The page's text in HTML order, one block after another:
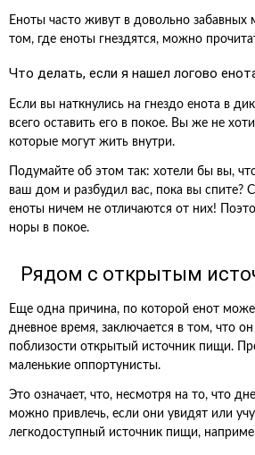
Еноты часто живут в довольно забавных
том, где еноты гнездятся, можно
Что делать, если я нашел логово
Если вы наткнулись на гнездо енота в
всего оставить его в покое. Вы же не
которые могут жить внутри.
Подумайте об этом так: хотели бы вы,
ваш дом и разбудил вас, пока вы спите?
еноты ничем не отличаются от них!
норы в покое.
Рядом с открытым
Еще одна причина, по которой енот
дневное время, заключается в том, что
поблизости открытый источник пищи.
маленькие оппортунисты.
Это означает, что, несмотря на то, что
можно привлечь, если они увидят или
легкодоступный источник пищи,